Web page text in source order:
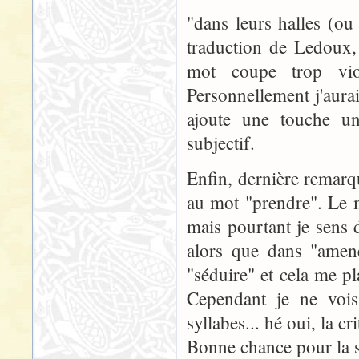
"dans leurs halles
traduction de
mot coupe trop
Personnellement
ajoute une touche
subjectif.
Enfin, dernière
au mot "prendre". Le
mais pourtant je
alors que dans
"séduire" et cela me
Cependant je ne
syllabes... hé oui, la
Bonne chance pour la